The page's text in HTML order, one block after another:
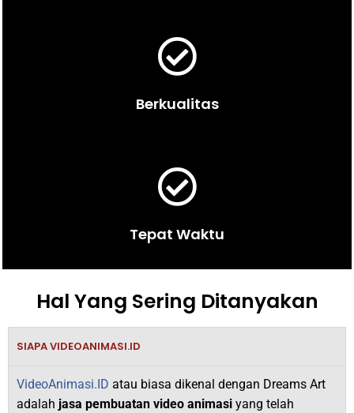
Berkualitas
Tepat Waktu
Hal Yang Sering Ditanyakan
SIAPA VIDEOANIMASI.ID
VideoAnimasi.ID atau biasa dikenal dengan Dreams Art
adalah jasa pembuatan video animasi yang telah